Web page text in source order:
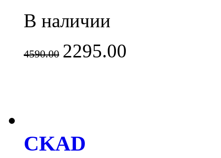
В наличии
4590.00 2295.00
CKAD